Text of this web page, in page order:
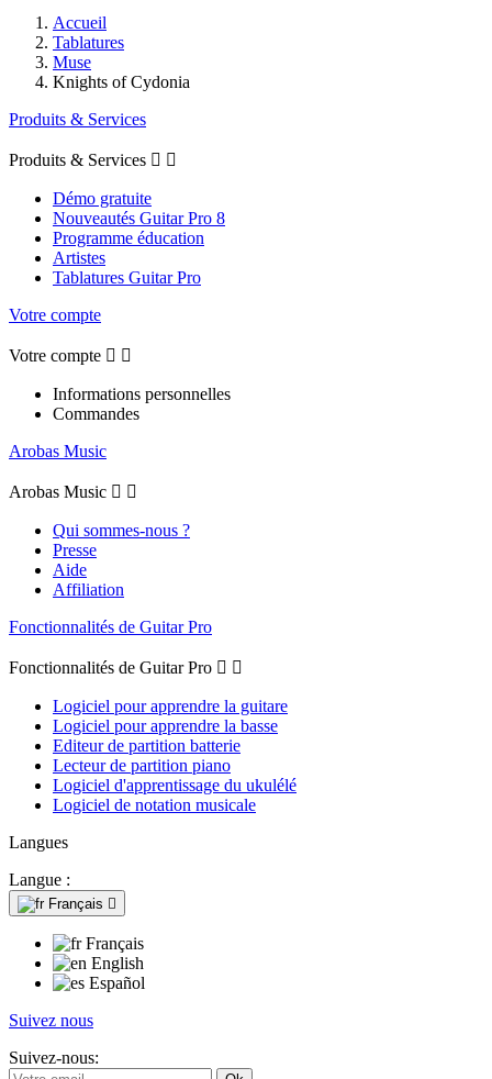
Accueil
Tablatures
Muse
Knights of Cydonia
Produits & Services
Produits & Services  
Démo gratuite
Nouveautés Guitar Pro 8
Programme éducation
Artistes
Tablatures Guitar Pro
Votre compte
Votre compte  
Informations personnelles
Commandes
Arobas Music
Arobas Music  
Qui sommes-nous ?
Presse
Aide
Affiliation
Fonctionnalités de Guitar Pro
Fonctionnalités de Guitar Pro  
Logiciel pour apprendre la guitare
Logiciel pour apprendre la basse
Editeur de partition batterie
Lecteur de partition piano
Logiciel d'apprentissage du ukulélé
Logiciel de notation musicale
Langues
Langue :
Français 
Français
English
Español
Suivez nous
Suivez-nous: